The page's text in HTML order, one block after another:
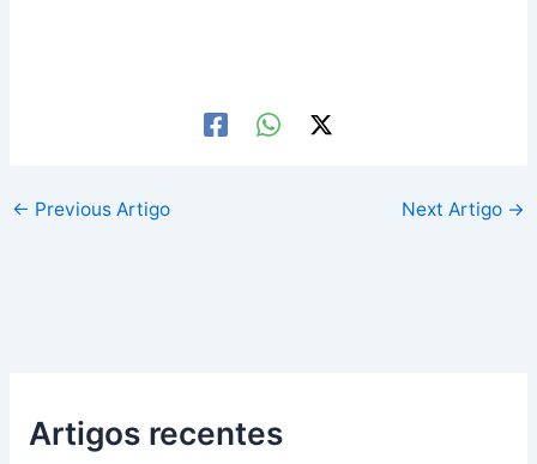
← Previous Artigo Next Artigo →
Artigos recentes